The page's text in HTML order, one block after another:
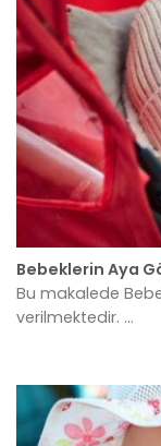
Bebeklerin Aya
Bu makalede
verilmektedir. ...